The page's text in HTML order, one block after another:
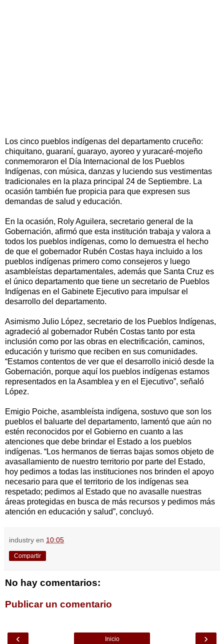
Los cinco pueblos indígenas del departamento cruceño:
chiquitano, guaraní, guarayo, ayoreo y yuracaré-mojeño
conmemoraron el Día Internacional de los Pueblos
Indígenas, con música, danzas y luciendo sus vestimentas
tradicionales en la plaza principal 24 de Septiembre. La
ocasión también fue propicia para que expresen sus
demandas de salud y educación.
En la ocasión, Roly Aguilera, secretario general de la
Gobernación, afirmó que esta institución trabaja y valora a
todos los pueblos indígenas, como lo demuestra el hecho
de que el gobernador Rubén Costas haya incluido a los
pueblos indígenas primero como consejeros y luego
asambleístas departamentales, además que Santa Cruz es
el único departamento que tiene un secretario de Pueblos
Indígenas en el Gabinete Ejecutivo para impulsar el
desarrollo del departamento.
Asimismo Julio López, secretario de los Pueblos Indígenas,
agradeció al gobernador Rubén Costas tanto por esta
inclusión como por las obras en electrificación, caminos,
educación y turismo que reciben en sus comunidades.
“Estamos contentos de ver que el desarrollo inició desde la
Gobernación, porque aquí los pueblos indígenas estamos
representados en la Asamblea y en el Ejecutivo”, señaló
López.
Emigio Poiche, asambleísta indígena, sostuvo que son los
pueblos el baluarte del departamento, lamentó que aún no
estén reconocidos por el Gobierno en cuanto a las
atenciones que debe brindar el Estado a los pueblos
indígenas. “Los hermanos de tierras bajas somos objeto de
avasallamiento de nuestro territorio por parte del Estado,
hoy pedimos a todas las instituciones nos brinden el apoyo
necesario para que el territorio de los indígenas sea
respetado; pedimos al Estado que no avasalle nuestras
áreas protegidas en busca de más recursos y pedimos más
atención en educación y salud”, concluyó.
industry en 10:05
Compartir
No hay comentarios:
Publicar un comentario
‹ ›
Inicio